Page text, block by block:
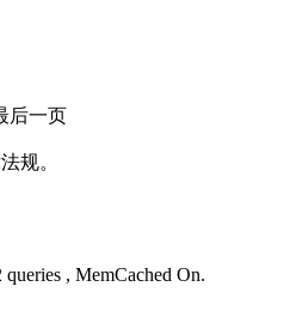
后一页
规。
queries , MemCached On.